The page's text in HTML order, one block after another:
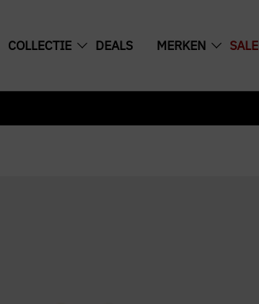
COLLECTIE DEALS MERKEN SALE